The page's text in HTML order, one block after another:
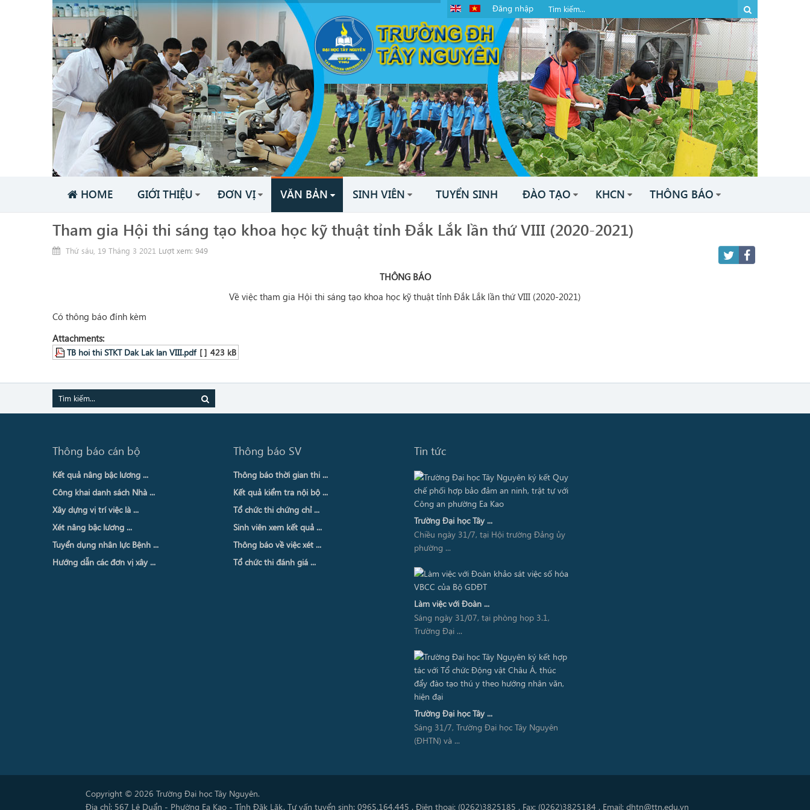
Đăng nhập
HOME GIỚI THIỆU ĐƠN VỊ VĂN BẢN SINH VIÊN TUYỂN SINH ĐÀO TẠO KHCN THÔNG BÁO
Tham gia Hội thi sáng tạo khoa học kỹ thuật tỉnh Đắk Lắk lần thứ VIII (2020-2021)
Thứ sáu, 19 Tháng 3 2021 Lượt xem: 949
THÔNG BÁO
Về việc tham gia Hội thi sáng tạo khoa học kỹ thuật tỉnh Đắk Lắk lần thứ VIII (2020-2021)
Có thông báo đính kèm
Attachments:
TB hoi thi STKT Dak Lak lan VIII.pdf [ ] 423 kB
Thông báo cán bộ
Kết quả nâng bậc lương ...
Công khai danh sách Nhà ...
Xây dựng vị trí việc là ...
Xét nâng bậc lương ...
Tuyển dụng nhân lực Bệnh ...
Hướng dẫn các đơn vị xây ...
Thông báo SV
Thông báo thời gian thi ...
Kết quả kiểm tra nội bộ ...
Tổ chức thi chứng chỉ ...
Sinh viên xem kết quả ...
Thông báo về việc xét ...
Tổ chức thi đánh giá ...
Tin tức
Trường Đại học Tây ...
Chiều ngày 31/7, tại Hội trường Đảng ủy
phường ...
Làm việc với Đoàn ...
Sáng ngày 31/07, tại phòng họp 3.1,
Trường Đại ...
Trường Đại học Tây ...
Sáng 31/7, Trường Đại học Tây Nguyên
(ĐHTN) và ...
Copyright © 2026 Trường Đại học Tây Nguyên.
Địa chỉ: 567 Lê Duẩn - Phường Ea Kao - Tỉnh Đăk Lăk. Tư vấn tuyển sinh: 0965.164.445 . Điện thoại: (0262)3825185 . Fax: (0262)3825184 . Email: dhtn@ttn.edu.vn